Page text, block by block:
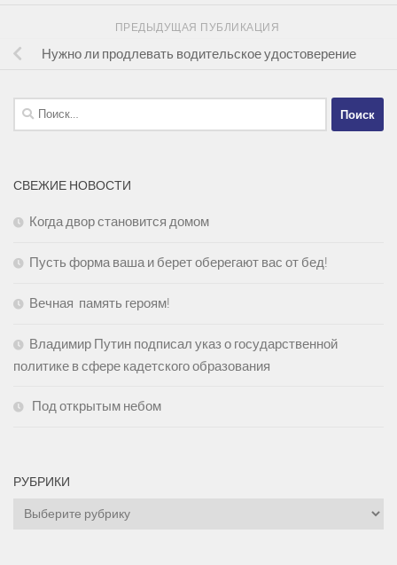
ПРЕДЫДУЩАЯ ПУБЛИКАЦИЯ
Нужно ли продлевать водительское удостоверение
Найти:
СВЕЖИЕ НОВОСТИ
Когда двор становится домом
Пусть форма ваша и берет оберегают вас от бед!
Вечная память героям!
Владимир Путин подписал указ о государственной
политике в сфере кадетского образования
Под открытым небом
РУБРИКИ
Рубрики